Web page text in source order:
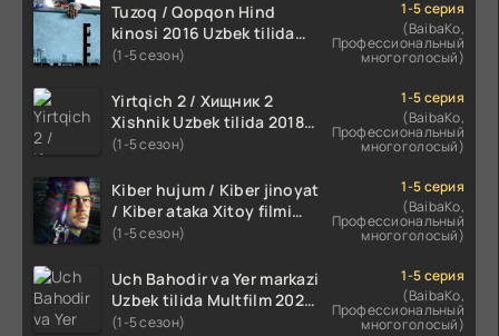
Tuzoq / Qopqon Hind
kinosi 2016 Uzbek tilida
tarjima film HD
(1-5 сезон)
1-5 серия
(BaibaKo,
Профессиональный
многоголосый)
Yirtqich 2 / Хищник 2
Xishnik Uzbek tilida 2018-
2024 O'zbekcha tarjima
(1-5 сезон)
1-5 серия
(BaibaKo,
Профессиональный
многоголосый)
Kiber hujum / Kiber jinoyat
/ Kiber ataka Xitoy filmi
Uzbek tilida O'zbekcha
HD skachat
(1-5 сезон)
1-5 серия
(BaibaKo,
Профессиональный
многоголосый)
Uch Bahodir va Yer markazi
Uzbek tilida Multfilm 2025
tarjima HD skachat
(1-5 сезон)
1-5 серия
(BaibaKo,
Профессиональный
многоголосый)